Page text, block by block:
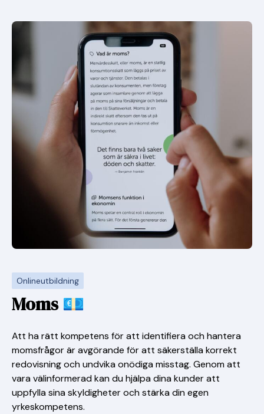
Onlineutbildning
Moms 💶
Att ha rätt kompetens för att identifiera och hantera
momsfrågor är avgörande för att säkerställa korrekt
redovisning och undvika onödiga misstag. Genom att
vara välinformerad kan du hjälpa dina kunder att
uppfylla sina skyldigheter och stärka din egen
yrkeskompetens.